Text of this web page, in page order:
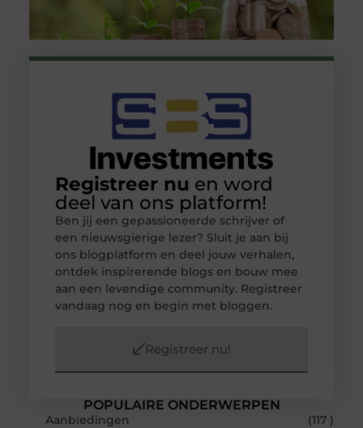
POPULAIRE ONDERWERPEN
Aanbiedingen
(117 )
Registreer nu en word
deel van ons platform!
Ben jij een gepassioneerde schrijver of
een nieuwsgierige lezer? Sluit je aan bij
ons blogplatform en deel jouw verhalen,
ontdek inspirerende blogs en bouw mee
aan een levendige community. Registreer
vandaag nog en begin met bloggen.
Registreer nu!